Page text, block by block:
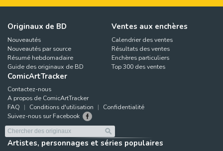
Originaux de BD
Nouveautés
Nouveautés par source
Résumé hebdomadaire
Guide des originaux de BD
Ventes aux enchères
Calendrier des ventes
Résultats des ventes
Enchères particuliers
Top 300 des ventes
ComicArtTracker
Contactez-nous
A propos de ComicArtTracker
FAQ
Conditions d'utilisation
Confidentialité
Suivez-nous sur Facebook
Artistes, personnages et séries populaires